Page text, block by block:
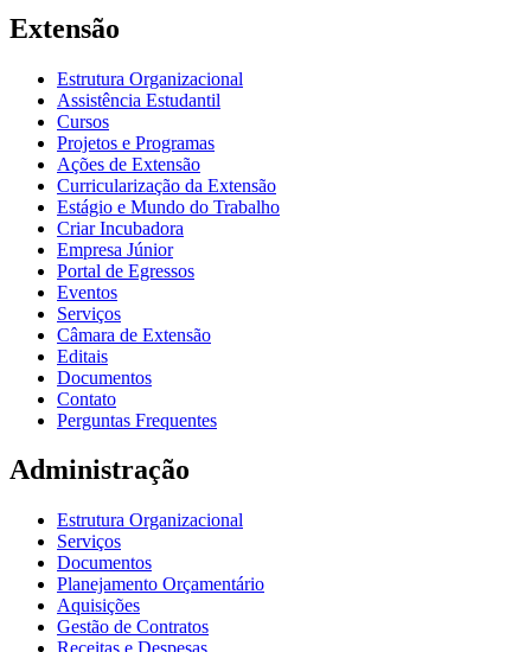
Extensão
Estrutura Organizacional
Assistência Estudantil
Cursos
Projetos e Programas
Ações de Extensão
Curricularização da Extensão
Estágio e Mundo do Trabalho
Criar Incubadora
Empresa Júnior
Portal de Egressos
Eventos
Serviços
Câmara de Extensão
Editais
Documentos
Contato
Perguntas Frequentes
Administração
Estrutura Organizacional
Serviços
Documentos
Planejamento Orçamentário
Aquisições
Gestão de Contratos